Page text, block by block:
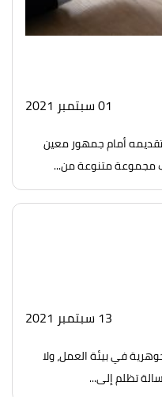
01 سبتمبر 2021
أمام جمهور معين
مجموعة متنوعة من...
13 سبتمبر 2021
في بيئة العمل، ولا
تظلم إلى...